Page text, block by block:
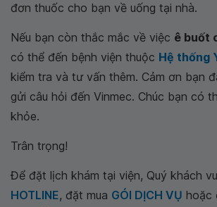
đơn thuốc cho bạn về uống tại nhà.
Nếu bạn còn thắc mắc về việc ê buốt
có thể đến bệnh viện thuộc Hệ thống
kiểm tra và tư vấn thêm. Cảm ơn bạn
gửi câu hỏi đến Vinmec. Chúc bạn có
khỏe.
Trân trọng!
Để đặt lịch khám tại viện, Quý khách
HOTLINE, đặt mua GÓI DỊCH VỤ hoặc